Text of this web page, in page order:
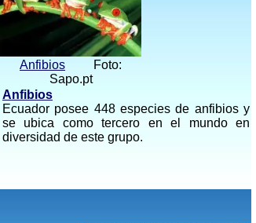
Anfibios
Ecuador posee 448 especies de anfibios y
se ubica como tercero en el mundo en
diversidad de este grupo.
Anfibios Foto:
Sapo.pt